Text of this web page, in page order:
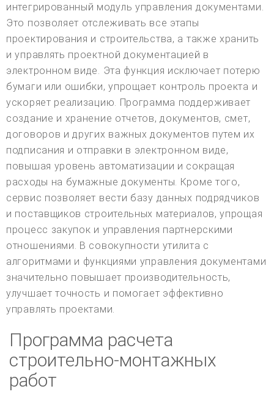
интегрированный модуль управления документами.
Это позволяет отслеживать все этапы
проектирования и строительства, а также хранить
и управлять проектной документацией в
электронном виде. Эта функция исключает потерю
бумаги или ошибки, упрощает контроль проекта и
ускоряет реализацию. Программа поддерживает
создание и хранение отчетов, документов, смет,
договоров и других важных документов путем их
подписания и отправки в электронном виде,
повышая уровень автоматизации и сокращая
расходы на бумажные документы. Кроме того,
сервис позволяет вести базу данных подрядчиков
и поставщиков строительных материалов, упрощая
процесс закупок и управления партнерскими
отношениями. В совокупности утилита с
алгоритмами и функциями управления документами
значительно повышает производительность,
улучшает точность и помогает эффективно
управлять проектами.
Программа расчета
строительно-монтажных
работ